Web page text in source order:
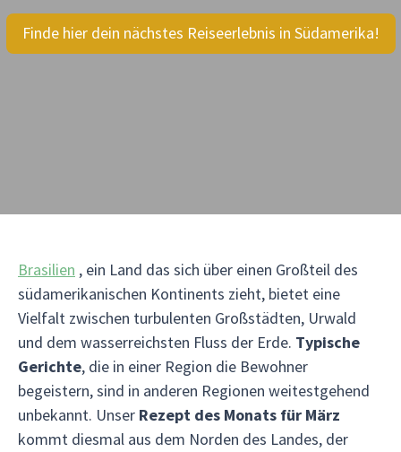
Finde hier dein nächstes Reiseerlebnis in Südamerika!
Brasilien , ein Land das sich über einen Großteil des
südamerikanischen Kontinents zieht, bietet eine
Vielfalt zwischen turbulenten Großstädten, Urwald
und dem wasserreichsten Fluss der Erde. Typische
Gerichte, die in einer Region die Bewohner
begeistern, sind in anderen Regionen weitestgehend
unbekannt. Unser Rezept des Monats für März
kommt diesmal aus dem Norden des Landes, der